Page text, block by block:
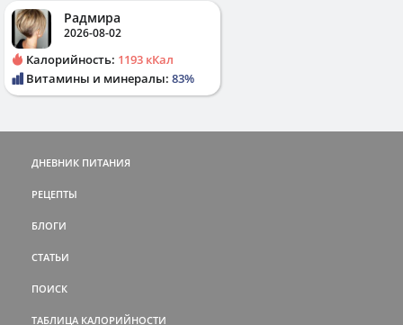
Радмира
2026-08-02
Калорийность: 1193 кКал
Витамины и минералы: 83%
ДНЕВНИК ПИТАНИЯ
РЕЦЕПТЫ
БЛОГИ
СТАТЬИ
ПОИСК
ТАБЛИЦА КАЛОРИЙНОСТИ